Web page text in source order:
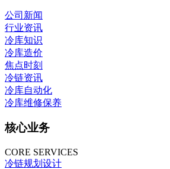
公司新闻
行业资讯
冷库知识
冷库造价
焦点时刻
冷链资讯
冷库自动化
冷库维修保养
核心业务
CORE SERVICES
冷链规划设计